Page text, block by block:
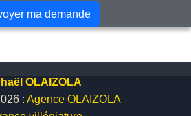
ma demande
OLAIZOLA
: Agence OLAIZOLA